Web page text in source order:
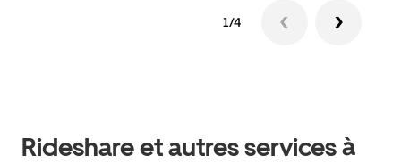
1/4
Rideshare et autres services à